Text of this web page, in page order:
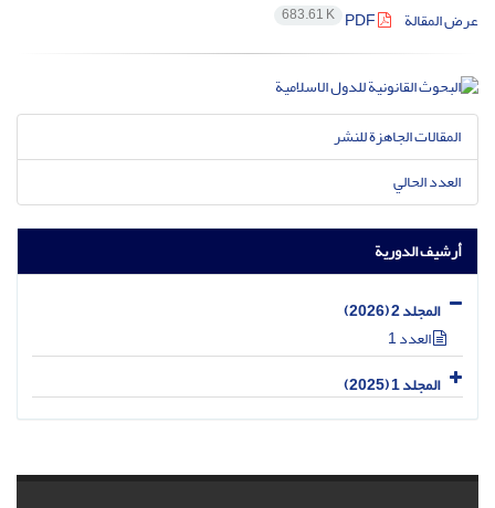
عرض المقالة
683.61 K
المقالات الجاهزة للنشر
العدد الحالي
أرشيف الدورية
المجلد 2 (2026)
العدد 1
المجلد 1 (2025)